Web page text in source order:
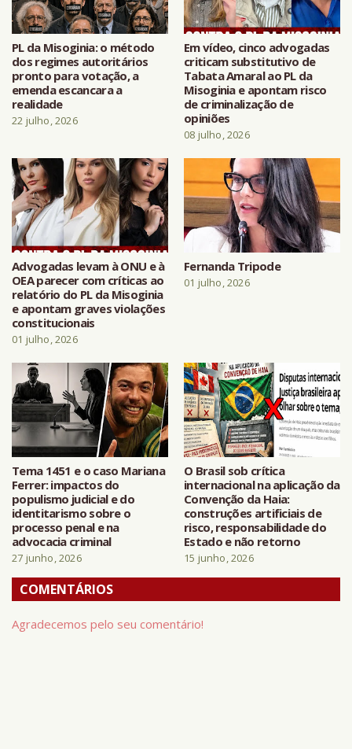
PL da Misoginia: o método
dos regimes autoritários
pronto para votação, a
emenda escancara a
realidade
22 julho, 2026
Em vídeo, cinco advogadas
criticam substitutivo de
Tabata Amaral ao PL da
Misoginia e apontam risco
de criminalização de
opiniões
08 julho, 2026
Advogadas levam à ONU e à
OEA parecer com críticas ao
relatório do PL da Misoginia
e apontam graves violações
constitucionais
01 julho, 2026
Fernanda Tripode
01 julho, 2026
Tema 1451 e o caso Mariana
Ferrer: impactos do
populismo judicial e do
identitarismo sobre o
processo penal e na
advocacia criminal
27 junho, 2026
O Brasil sob crítica
internacional na aplicação da
Convenção da Haia:
construções artificiais de
risco, responsabilidade do
Estado e não retorno
15 junho, 2026
COMENTÁRIOS
Agradecemos pelo seu comentário!